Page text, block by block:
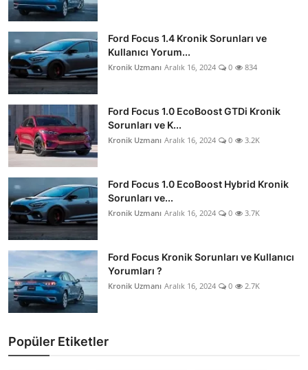
Ford Focus 1.4 Kronik Sorunları ve
Kullanıcı Yorum...
Kronik Uzmanı Aralık 16, 2024 0 834
Ford Focus 1.0 EcoBoost GTDi Kronik
Sorunları ve K...
Kronik Uzmanı Aralık 16, 2024 0 3.2K
Ford Focus 1.0 EcoBoost Hybrid Kronik
Sorunları ve...
Kronik Uzmanı Aralık 16, 2024 0 3.7K
Ford Focus Kronik Sorunları ve Kullanıcı
Yorumları ?
Kronik Uzmanı Aralık 16, 2024 0 2.7K
Popüler Etiketler